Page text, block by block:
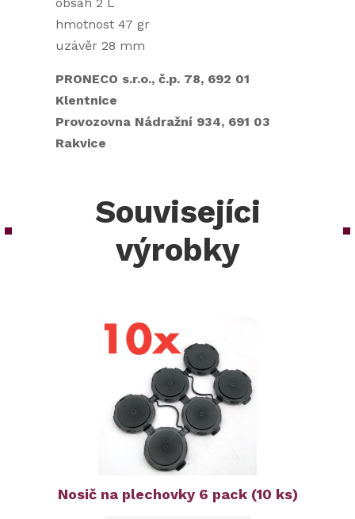
hmotnost 47 gr
uzávěr 28 mm
PRONECO s.r.o., č.p. 78, 692 01
Klentnice
Provozovna Nádražní 934, 691 03
Rakvice
Souvisejíci
výrobky
Nosič na plechovky 6 pack (10 ks)